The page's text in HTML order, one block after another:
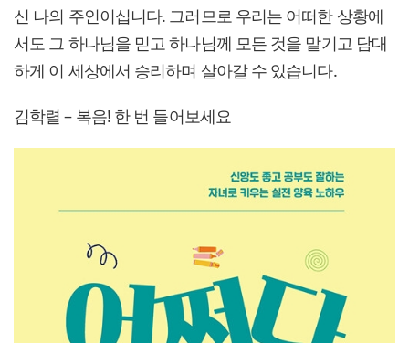
신 나의 주인이십니다. 그러므로 우리는 어떠한 상황에
서도 그 하나님을 믿고 하나님께 모든 것을 맡기고 담대
하게 이 세상에서 승리하며 살아갈 수 있습니다.
김학렬 – 복음! 한 번 들어보세요